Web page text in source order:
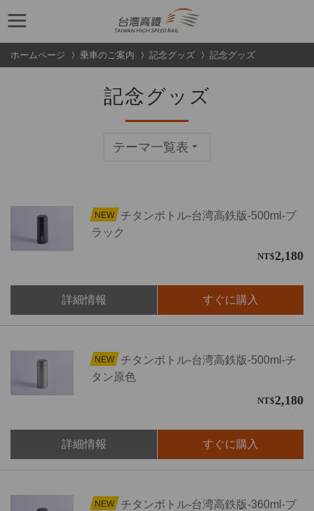
ホームページ 乗車のご案内 記念グッズ 記念グッズ
記念グッズ
テーマ一覧表
NEW
チタンボトル-台湾高鉄版-500ml-ブ
ラック
NT$2,180
詳細情報 すぐに購入
NEW
チタンボトル-台湾高鉄版-500ml-チ
タン原色
NT$2,180
詳細情報 すぐに購入
NEW
チタンボトル-台湾高鉄版-360ml-ブ